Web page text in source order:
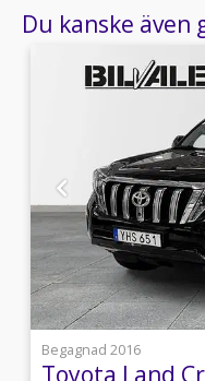
Du kanske även
Begagnad 2016
Toyota Land